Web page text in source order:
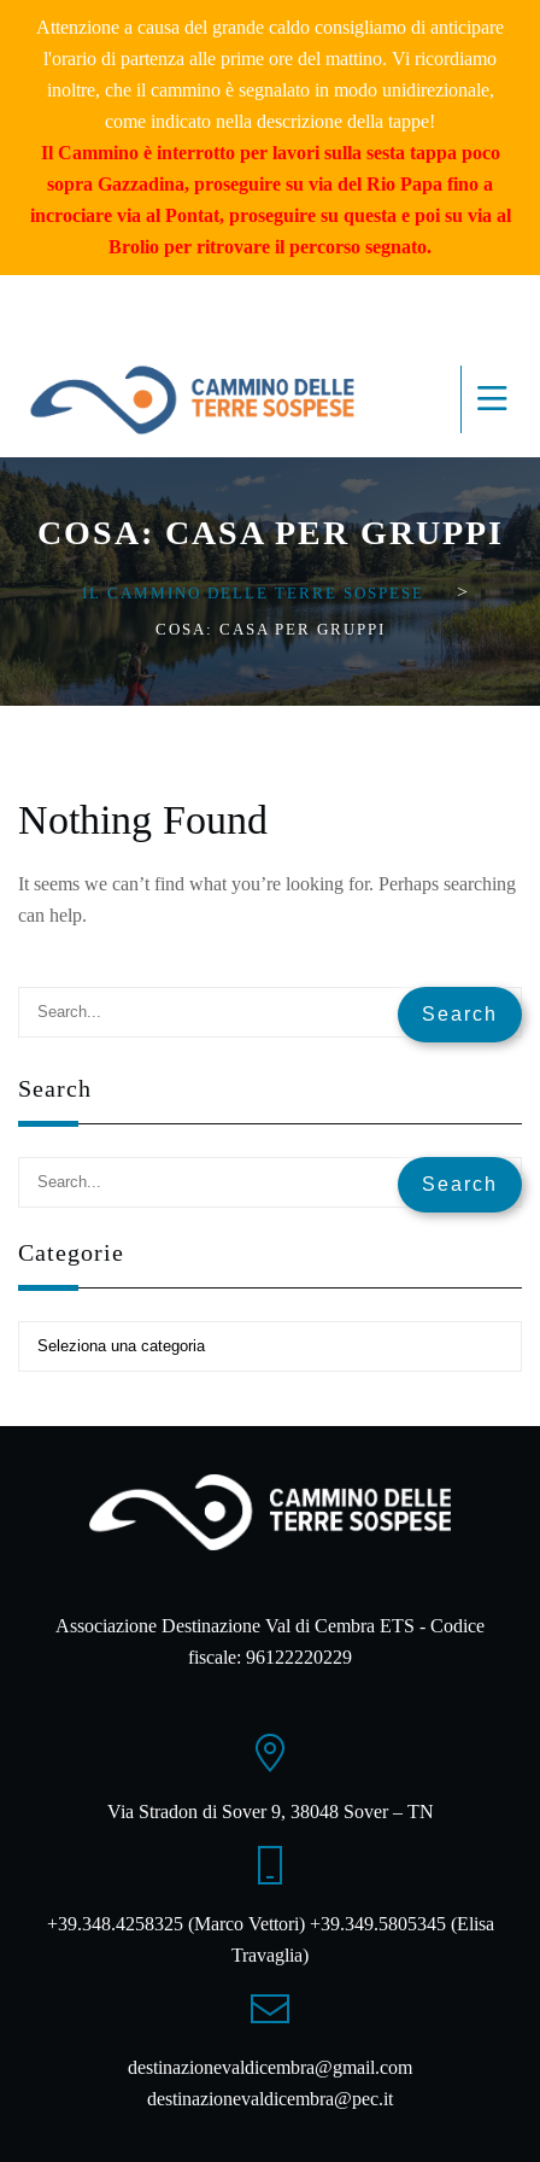
Attenzione a causa del grande caldo consigliamo di anticipare
l'orario di partenza alle prime ore del mattino. Vi ricordiamo
inoltre, che il cammino è segnalato in modo unidirezionale,
come indicato nella descrizione della tappe!
Il Cammino è interrotto per lavori sulla sesta tappa poco
sopra Gazzadina, proseguire su via del Rio Papa fino a
incrociare via al Pontat, proseguire su questa e poi su via al
Brolio per ritrovare il percorso segnato.
COSA: CASA PER GRUPPI
IL CAMMINO DELLE TERRE SOSPESE >
COSA: CASA PER GRUPPI
Nothing Found
It seems we can’t find what you’re looking for. Perhaps searching
can help.
Search
Categorie
Associazione Destinazione Val di Cembra ETS - Codice
fiscale: 96122220229
Via Stradon di Sover 9, 38048 Sover – TN
+39.348.4258325 (Marco Vettori) +39.349.5805345 (Elisa
Travaglia)
destinazionevaldicembra@gmail.com
destinazionevaldicembra@pec.it